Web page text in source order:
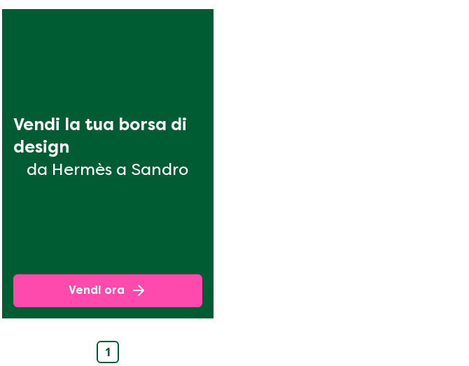
Vendi la tua borsa di
design
da Hermès a Sandro
Vendi ora
1